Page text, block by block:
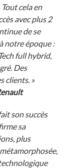
cela en
avec plus 2
de se
notre époque :
full hybrid,
Des
clients. »
son succès
sa
plus